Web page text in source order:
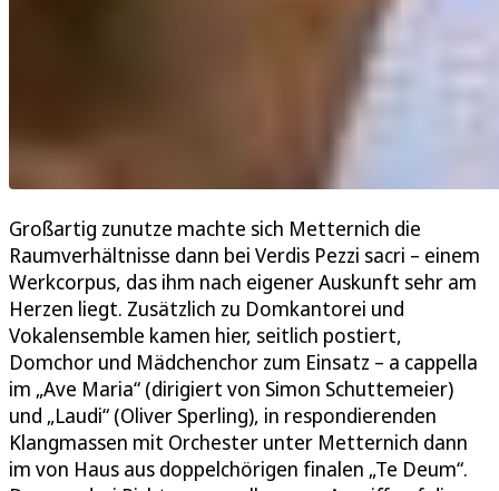
Großartig zunutze machte sich Metternich die
Raumverhältnisse dann bei Verdis Pezzi sacri – einem
Werkcorpus, das ihm nach eigener Auskunft sehr am
Herzen liegt. Zusätzlich zu Domkantorei und
Vokalensemble kamen hier, seitlich postiert,
Domchor und Mädchenchor zum Einsatz – a cappella
im „Ave Maria“ (dirigiert von Simon Schuttemeier)
und „Laudi“ (Oliver Sperling), in respondierenden
Klangmassen mit Orchester unter Metternich dann
im von Haus aus doppelchörigen finalen „Te Deum“.